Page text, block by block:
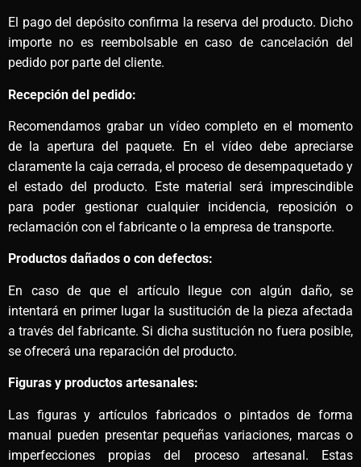
El pago del depósito confirma la reserva del producto. Dicho
importe no es reembolsable en caso de cancelación del
pedido por parte del cliente.
Recepción del pedido:
Recomendamos grabar un vídeo completo en el momento
de la apertura del paquete. En el vídeo debe apreciarse
claramente la caja cerrada, el proceso de desempaquetado y
el estado del producto. Este material será imprescindible
para poder gestionar cualquier incidencia, reposición o
reclamación con el fabricante o la empresa de transporte.
Productos dañados o con defectos:
En caso de que el artículo llegue con algún daño, se
intentará en primer lugar la sustitución de la pieza afectada
a través del fabricante. Si dicha sustitución no fuera posible,
se ofrecerá una reparación del producto.
Figuras y productos artesanales:
Las figuras y artículos fabricados o pintados de forma
manual pueden presentar pequeñas variaciones, marcas o
imperfecciones propias del proceso artesanal. Estas